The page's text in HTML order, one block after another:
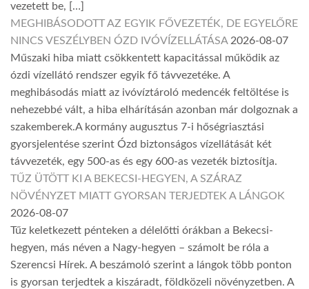
vezetett be, […]
MEGHIBÁSODOTT AZ EGYIK FŐVEZETÉK, DE EGYELŐRE
NINCS VESZÉLYBEN ÓZD IVÓVÍZELLÁTÁSA 2026-08-07
Műszaki hiba miatt csökkentett kapacitással működik az
ózdi vízellátó rendszer egyik fő távvezetéke. A
meghibásodás miatt az ivóvíztároló medencék feltöltése is
nehezebbé vált, a hiba elhárításán azonban már dolgoznak a
szakemberek.A kormány augusztus 7-i hőségriasztási
gyorsjelentése szerint Ózd biztonságos vízellátását két
távvezeték, egy 500-as és egy 600-as vezeték biztosítja.
TŰZ ÜTÖTT KI A BEKECSI-HEGYEN, A SZÁRAZ
NÖVÉNYZET MIATT GYORSAN TERJEDTEK A LÁNGOK
2026-08-07
Tűz keletkezett pénteken a délelőtti órákban a Bekecsi-
hegyen, más néven a Nagy-hegyen – számolt be róla a
Szerencsi Hírek. A beszámoló szerint a lángok több ponton
is gyorsan terjedtek a kiszáradt, földközeli növényzetben. A